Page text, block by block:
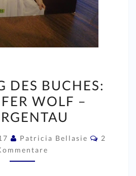
DES
BUCHES:
JENNIFER
–
DES BUCHES:
WOLF –
Patricia Bellasie
2